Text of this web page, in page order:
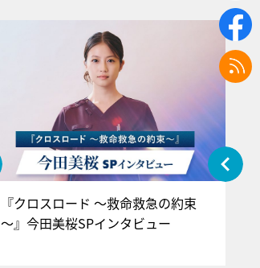
『クロスロード ～救命救急の約束
～』今田美桜SPインタビュー